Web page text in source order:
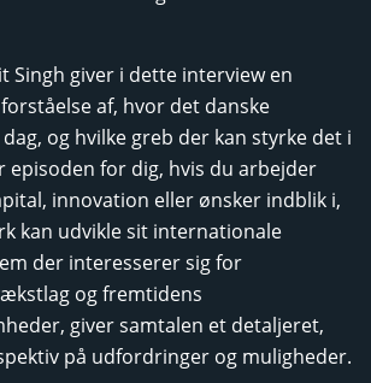
Singh giver i dette interview en
af, hvor det danske
og hvilke greb der kan styrke det i
episoden for dig, hvis du arbejder
innovation eller ønsker indblik i,
kan udvikle sit internationale
der interesserer sig for
og fremtidens
giver samtalen et detaljeret,
på udfordringer og muligheder.